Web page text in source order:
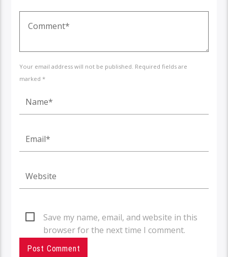
Your email address will not be published. Required fields are
marked *
Save my name, email, and website in this
browser for the next time I comment.